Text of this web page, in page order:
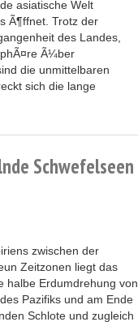
asiatische Welt
Ã¶ffnet. Trotz der
des Landes,
Ã¼ber
die unmittelbaren
sich die lange
Schwefelseen
zwischen der
Zeitzonen liegt das
halbe Erdumdrehung von
Pazifiks und am Ende
Schlote und zugleich